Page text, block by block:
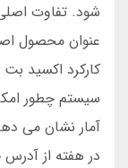
شود. تفاوت اصلی
عنوان محصول
سیستم چطور
در هفته از